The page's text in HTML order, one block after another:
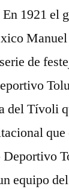
1921 el
de
del Tívoli
que
equipo